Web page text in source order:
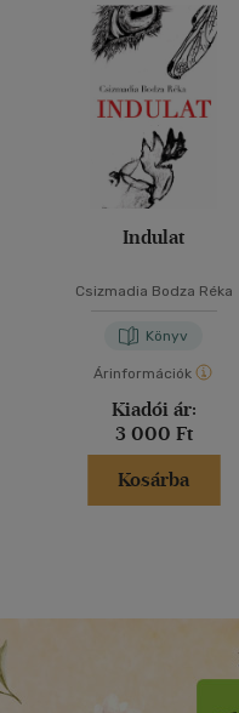
Indulat
Csizmadia Bodza Réka
Könyv
Árinformációk
Kiadói ár:
3 000 Ft
Kosárba